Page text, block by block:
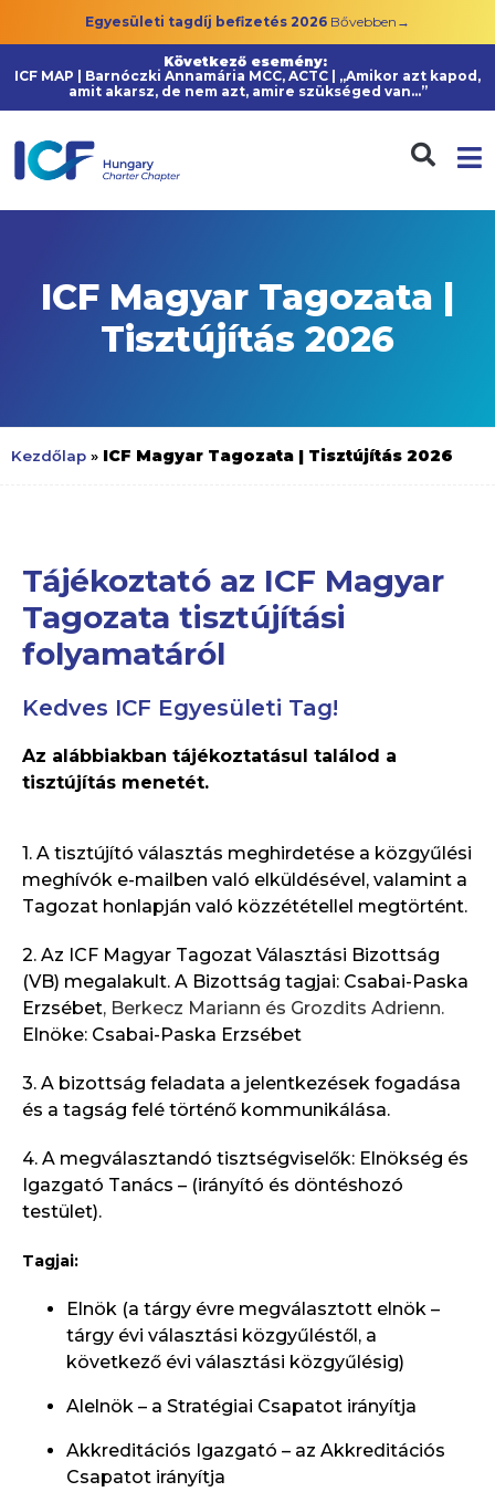
Egyesületi tagdíj befizetés 2026 Bővebben→
Következő esemény:
ICF MAP | Barnóczki Annamária MCC, ACTC | „Amikor azt kapod,
amit akarsz, de nem azt, amire szükséged van…”
ICF Magyar Tagozata |
Tisztújítás 2026
Kezdőlap » ICF Magyar Tagozata | Tisztújítás 2026
Tájékoztató az ICF Magyar
Tagozata tisztújítási
folyamatáról
Kedves ICF Egyesületi Tag!
Az alábbiakban tájékoztatásul találod a
tisztújítás menetét.
1. A tisztújító választás meghirdetése a közgyűlési
meghívók e-mailben való elküldésével, valamint a
Tagozat honlapján való közzététellel megtörtént.
2. Az ICF Magyar Tagozat Választási Bizottság
(VB) megalakult. A Bizottság tagjai: Csabai-Paska
Erzsébet, Berkecz Mariann és Grozdits Adrienn.
Elnöke: Csabai-Paska Erzsébet
3. A bizottság feladata a jelentkezések fogadása
és a tagság felé történő kommunikálása.
4. A megválasztandó tisztségviselők: Elnökség és
Igazgató Tanács – (irányító és döntéshozó
testület).
Tagjai:
Elnök (a tárgy évre megválasztott elnök –
tárgy évi választási közgyűléstől, a
következő évi választási közgyűlésig)
Alelnök – a Stratégiai Csapatot irányítja
Akkreditációs Igazgató – az Akkreditációs
Csapatot irányítja